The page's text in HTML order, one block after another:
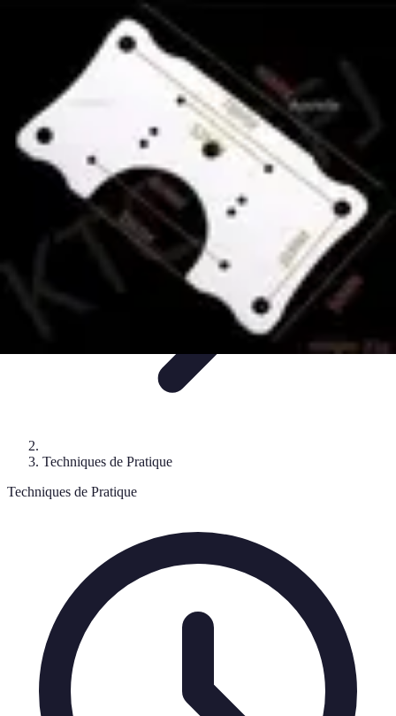
Souplesse et MobilitéConcentration et
DébutantMéditation et Yoga
Techniques Yoga
Techniques de Pratique
Techniques de Pratique